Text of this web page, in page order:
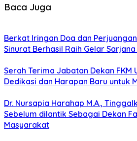
Baca Juga
Berkat Iringan Doa dan
Sinurat Berhasil Raih Gelar Sarjana
Serah Terima Jabatan Dekan FKM
Dedikasi dan Harapan Baru untuk
Dr. Nursapia Harahap M.A.,
Sebelum dilantik Sebagai Dekan
Masyarakat